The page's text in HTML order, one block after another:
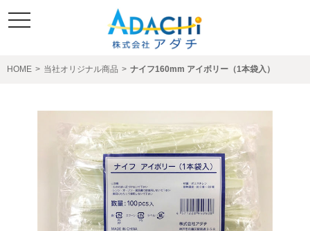
toggle
navigation
HOME > 当社オリジナル商品 > ナイフ160mm アイボリー（1本袋入）